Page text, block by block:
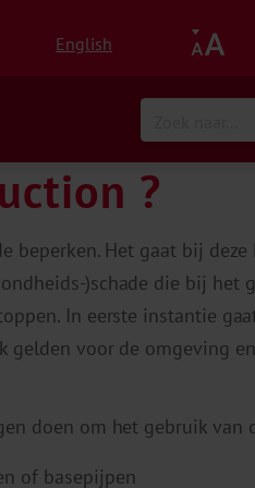
English
?
beperken. Het gaat bij deze
)schade die bij het
In eerste instantie
gelden voor de omgeving
doen om het gebruik van
of basepijpen